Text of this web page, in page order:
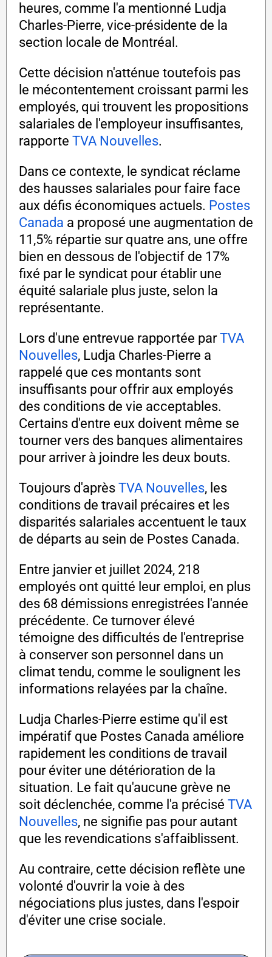
heures, comme l'a mentionné Ludja
Charles-Pierre, vice-présidente de la
section locale de Montréal.
Cette décision n'atténue toutefois pas
le mécontentement croissant parmi les
employés, qui trouvent les propositions
salariales de l'employeur insuffisantes,
rapporte TVA Nouvelles.
Dans ce contexte, le syndicat réclame
des hausses salariales pour faire face
aux défis économiques actuels. Postes
Canada a proposé une augmentation de
11,5% répartie sur quatre ans, une offre
bien en dessous de l'objectif de 17%
fixé par le syndicat pour établir une
équité salariale plus juste, selon la
représentante.
Lors d'une entrevue rapportée parTVA
Nouvelles, Ludja Charles-Pierre a
rappelé que ces montants sont
insuffisants pour offrir aux employés
des conditions de vie acceptables.
Certains d'entre eux doivent même se
tourner vers des banques alimentaires
pour arriver à joindre les deux bouts.
Toujours d'après TVA Nouvelles, les
conditions de travail précaires et les
disparités salariales accentuent le taux
de départs au sein de Postes Canada.
Entre janvier et juillet 2024, 218
employés ont quitté leur emploi, en plus
des 68 démissions enregistrées l'année
précédente. Ce turnover élevé
témoigne des difficultés de l'entreprise
à conserver son personnel dans un
climat tendu, comme le soulignent les
informations relayées par la chaîne.
Ludja Charles-Pierre estime qu'il est
impératif que Postes Canada améliore
rapidement les conditions de travail
pour éviter une détérioration de la
situation. Le fait qu'aucune grève ne
soit déclenchée, comme l'a précisé TVA
Nouvelles, ne signifie pas pour autant
que les revendications s'affaiblissent.
Au contraire, cette décision reflète une
volonté d'ouvrir la voie à des
négociations plus justes, dans l'espoir
d'éviter une crise sociale.